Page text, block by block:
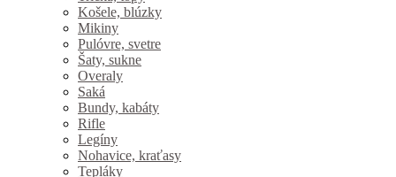
Košele, blúzky
Mikiny
Pulóvre, svetre
Šaty, sukne
Overaly
Saká
Bundy, kabáty
Rifle
Legíny
Nohavice, kraťasy
Tepláky